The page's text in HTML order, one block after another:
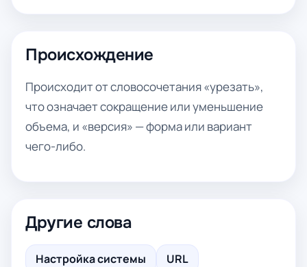
Происхождение
Происходит от словосочетания «урезать»,
что означает сокращение или уменьшение
объема, и «версия» — форма или вариант
чего-либо.
Другие слова
Настройка системы
URL